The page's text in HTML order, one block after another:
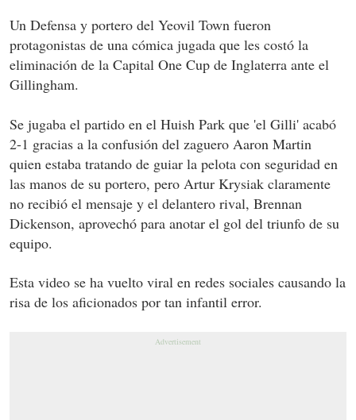
Un Defensa y portero del Yeovil Town fueron
protagonistas de una cómica jugada que les costó la
eliminación de la Capital One Cup de Inglaterra ante el
Gillingham.
Se jugaba el partido en el Huish Park que 'el Gilli' acabó
2-1 gracias a la confusión del zaguero Aaron Martin
quien estaba tratando de guiar la pelota con seguridad en
las manos de su portero, pero Artur Krysiak claramente
no recibió el mensaje y el delantero rival, Brennan
Dickenson, aprovechó para anotar el gol del triunfo de su
equipo.
Esta video se ha vuelto viral en redes sociales causando la
risa de los aficionados por tan infantil error.